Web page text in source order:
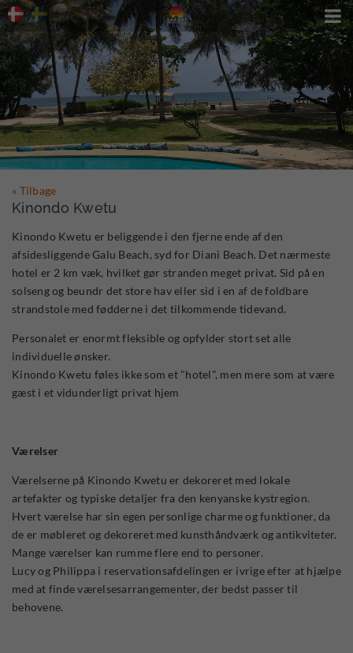

« Tilbage
Kinondo Kwetu
Kinondo Kwetu er beliggende i den fjerne ende af den
afsidesliggende Galu Beach, syd for Diani Beach. Det nærmeste
hotel er 2 km væk, hvilket gør stranden meget privat. Sid på en
solseng og beundr det store hav eller sid i en af de foldbare
strandstole med fødderne i det tilkommende tidevand.
Personalet er enormt fleksible og opfylder stort set alle
individuelle ønsker.
Kinondo Kwetu føles ikke som et "hotel", men mere som at være
gæst i et vidunderligt privat hjem
Værelser
Værelserne på Kinondo Kwetu er dekoreret med lokale
artefakter og typiske detaljer fra den kenyanske kystregion.
Hvert værelse har sin egen personlige charme og funktioner, da
de er møbleret og dekoreret med kunsthåndværk og antikviteter.
Mange værelser kan rumme flere end to personer.
Lucy og Philippa i reservationsafdelingen er ivrige efter at hjælpe
med at finde værelsesarrangementer, der bedst passer til
behovene.